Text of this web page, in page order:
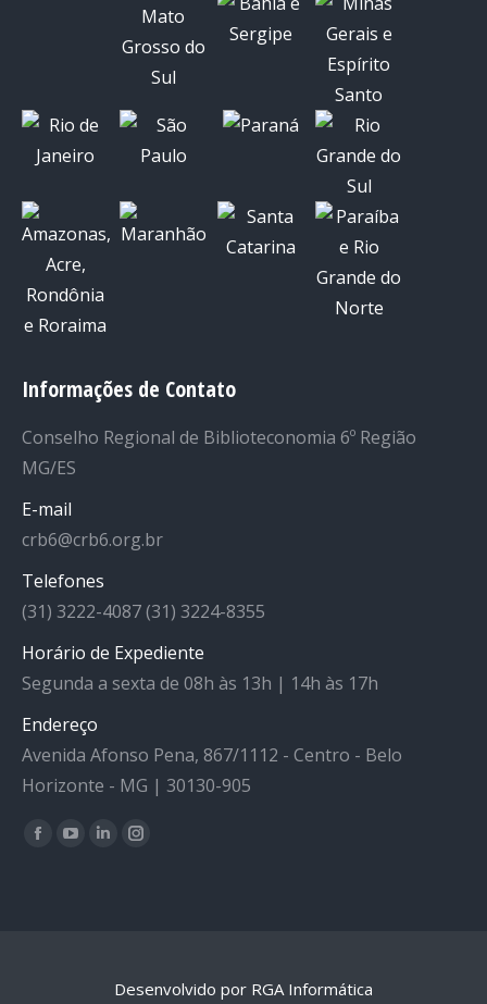
Informações de Contato
Conselho Regional de Biblioteconomia 6º Região
MG/ES
E-mail
crb6@crb6.org.br
Telefones
(31) 3222-4087 (31) 3224-8355
Horário de Expediente
Segunda a sexta de 08h às 13h | 14h às 17h
Endereço
Avenida Afonso Pena, 867/1112 - Centro - Belo
Horizonte - MG | 30130-905
Facebook
YouTube
LinkedinInstagram
Desenvolvido por RGA Informática